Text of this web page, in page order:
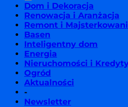
Dom i Dekoracja
Renowacja i Aranżacja
Remont i
Basen
Inteligentny dom
Energia
Nieruchomości i
Ogród
Aktualności
-
Newsletter